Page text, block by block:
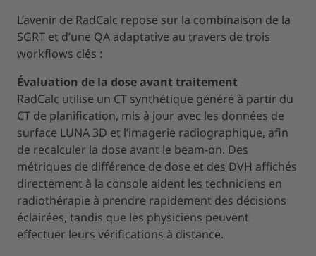
L’avenir de RadCalc repose sur la combinaison de la
SGRT et d’une QA adaptative au travers de trois
workflows clés :
Évaluation de la dose avant traitement
RadCalc utilise un CT synthétique généré à partir du
CT de planification, mis à jour avec les données de
surface LUNA 3D et l’imagerie radiographique, afin
de recalculer la dose avant le beam-on. Des
métriques de différence de dose et des DVH affichés
directement à la console aident les techniciens en
radiothérapie à prendre rapidement des décisions
éclairées, tandis que les physiciens peuvent
effectuer leurs vérifications à distance.